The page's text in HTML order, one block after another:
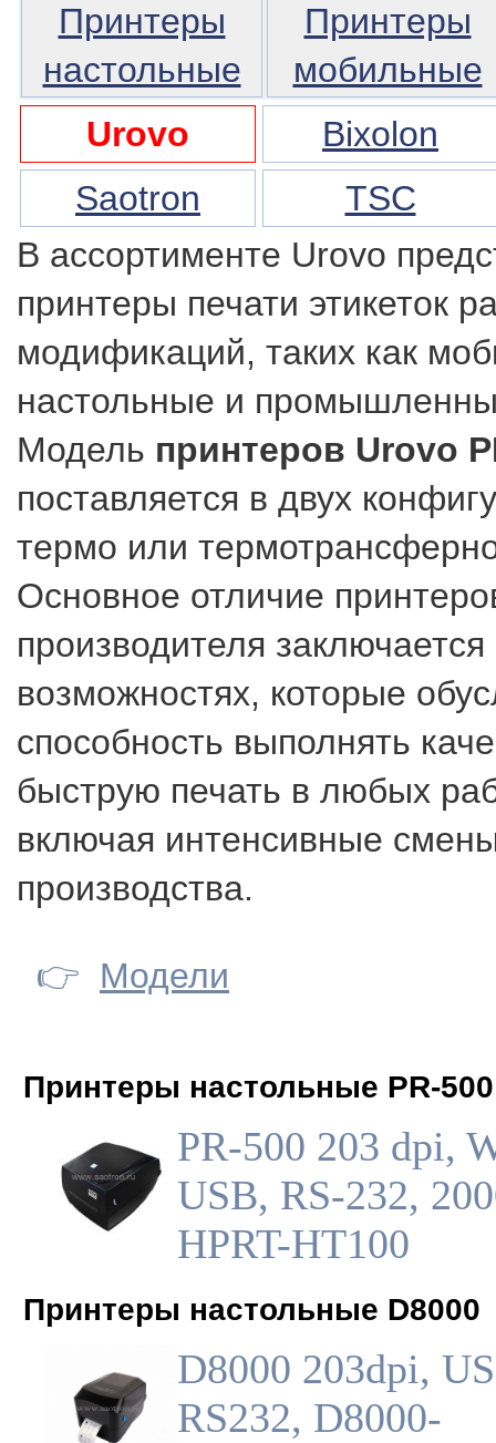
Принтеры
настольные
Принтеры
мобильные
Urovo
Bixolon
Saotron
TSC
В ассортименте Urovo
принтеры печати этикеток
модификаций, таких как
настольные и
Модель принтеров Urovo
поставляется в двух
термо или
Основное отличие
производителя
возможностях, которые
способность выполнять
быструю печать в любых
включая интенсивные
производства.
👉 Модели
Принтеры настольные PR-500
PR-500 203 dpi,
USB, RS-232,
HPRT-HT100
Принтеры настольные D8000
D8000 203dpi,
RS232, D8000-